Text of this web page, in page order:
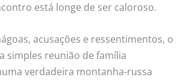
está longe de ser caloroso.
acusações e ressentimentos, o
simples reunião de família
verdadeira montanha-russa